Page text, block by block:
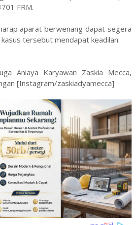
FRM.
aparat berwenang dapat segera
tersebut mendapat keadilan.
Aniaya Karyawan Zaskia Mecca,
[Instagram/zaskiadyamecca]